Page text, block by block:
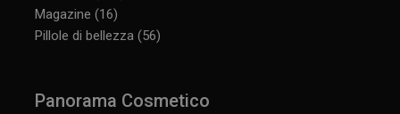
Magazine (16)
Pillole di bellezza (56)
Panorama Cosmetico
CookieScriptConsent